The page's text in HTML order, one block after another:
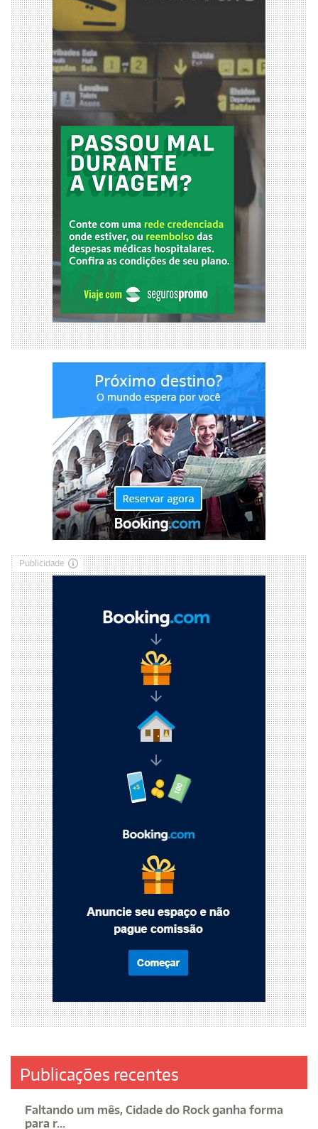
Publicidade
Publicações recentes
Faltando um mês, Cidade do Rock ganha forma
para r...